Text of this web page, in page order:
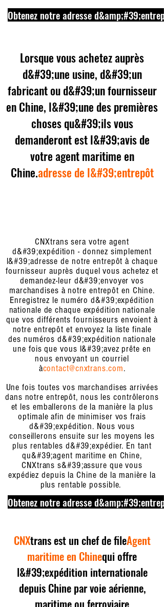
Obtenez notre adresse
Lorsque vous achetez auprès
d&#39;une usine, d&#39;un
fabricant ou d&#39;un fournisseur
en Chine, l&#39;une des premières
choses qu&#39;ils vous
demanderont est l&#39;avis de
votre agent maritime en
Chine.adresse de l&#39;entrepôt
CNXtrans sera votre agent
d&#39;expédition - donnez simplement
l&#39;adresse de notre entrepôt à chaque
fournisseur auprès duquel vous achetez et
demandez-leur d&#39;envoyer vos
marchandises à notre entrepôt en Chine.
Enregistrez le numéro d&#39;expédition
nationale de chaque expédition nationale
que vos différents fournisseurs envoient à
notre entrepôt et envoyez la liste finale
des numéros d&#39;expédition nationale
une fois que vous l&#39;avez prête en
nous envoyant un courriel
àcontact@cnxtrans.com.
Une fois toutes vos marchandises arrivées
dans notre entrepôt, nous les contrôlerons
et les emballerons de la manière la plus
optimale afin de minimiser vos frais
d&#39;expédition. Nous vous
conseillerons ensuite sur les moyens les
plus rentables d&#39;expédier. En tant
qu&#39;agent maritime en Chine,
CNXtrans s&#39;assure que vous
expédiez depuis la Chine de la manière la
plus rentable possible.
Obtenez notre adresse
CNXtrans est un chef de fileAgent
maritime en Chinequi offre
l&#39;expédition internationale
depuis Chine par voie aérienne,
maritime ou ferroviaire